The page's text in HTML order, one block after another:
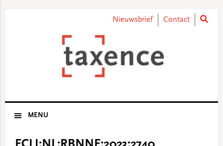
Nieuwsbrief Contact
MENU